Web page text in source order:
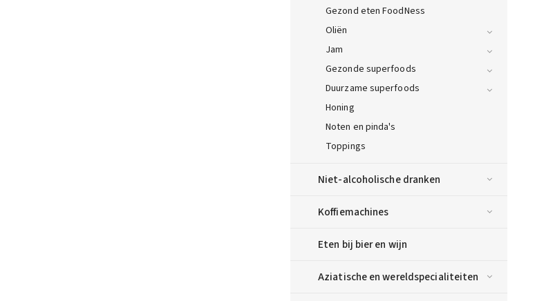
Gezond eten FoodNess
Oliën
Jam
Gezonde superfoods
Duurzame superfoods
Honing
Noten en pinda's
Toppings
Niet-alcoholische dranken
Koffiemachines
Eten bij bier en wijn
Aziatische en wereldspecialiteiten